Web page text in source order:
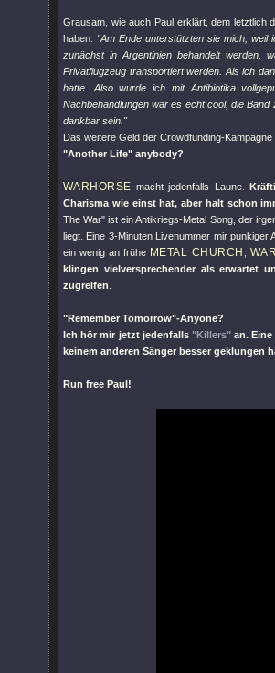
Grausam, wie auch Paul erklärt, dem letztlich
haben: "Am Ende unterstützten sie mich,
zunächst in Argentinien behandelt werden,
Privatflugzeug transportiert werden. Als ich
hatte. Also wurde ich mit Antibiotika
Nachbehandlungen war es echt cool, die
dankbar sein."
Das weitere Geld der Crowdfunding-
"Another Life" anybody?
WARHORSE macht jedenfalls Laune.
Charisma wie einst hat, aber halt schon
The War" ist ein Antikriegs-Metal Song, der
liegt. Eine 3-Minuten Livenummer mir punkiger
ein wenig an frühe METAL CHURCH
klingen vielversprechender als erwartet
zugreifen
"Remember Tomorrow"-Anyone?
Ich hör mir jetzt jedenfalls "Killers"an. Eine
keinem anderen Sänger besser geklungen
Run free Paul!